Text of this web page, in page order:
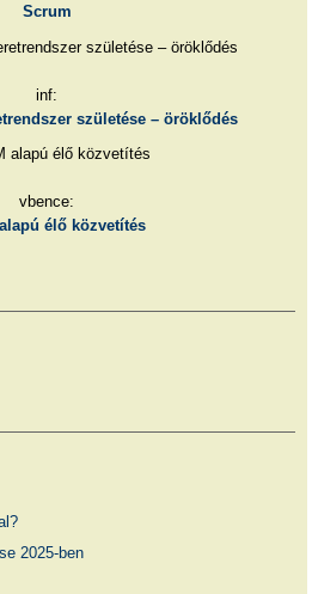
Scrum
inf:
születése – öröklődés
vbence:
élő közvetítés
2025-ben